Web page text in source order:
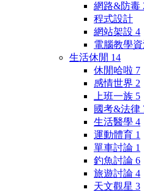
網路&防毒
程式設計
網站架設 4
電腦教學
生活休閒 14
休閒哈啦 7
感情世界 2
上班一族 5
國考&法律
生活醫學 4
運動體育 1
單車討論 1
釣魚討論 6
旅遊討論 4
天文觀星 3